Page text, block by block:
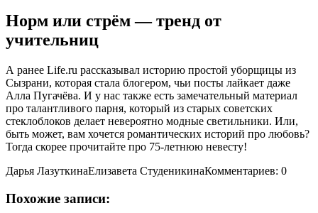
Норм или стрём — тренд от
учительниц
А ранее Life.ru рассказывал историю простой уборщицы из
Сызрани, которая стала блогером, чьи посты лайкает даже
Алла Пугачёва. И у нас также есть замечательный материал
про талантливого парня, который из старых советских
стеклоблоков делает невероятно модные светильники. Или,
быть может, вам хочется романтических историй про любовь?
Тогда скорее прочитайте про 75-летнюю невесту!
Дарья ЛазуткинаЕлизавета СтуденикинаКомментариев: 0
Похожие записи: